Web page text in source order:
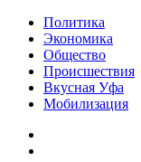
Политика
Экономика
Общество
Происшествия
Вкусная Уфа
Мобилизация